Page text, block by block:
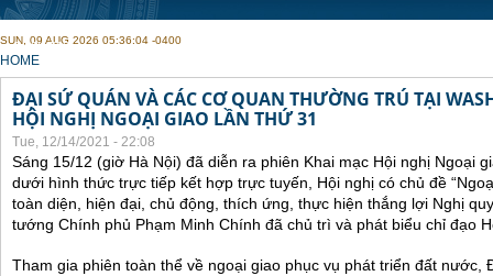
BUSINESS
SUN, 09 AUG 2026 05:36:04 -0400
YOU ARE HERE
HOME
ĐẠI SỨ QUÁN VÀ CÁC CƠ QUAN THƯỜNG TRÚ TẠI
HỘI NGHỊ NGOẠI GIAO LẦN THỨ 31
Tue, 12/14/2021 - 22:08
Sáng 15/12 (giờ Hà Nội) đã diễn ra phiên Khai mạc Hội nghị Ngoại
dưới hình thức trực tiếp kết hợp trực tuyến, Hội nghị có chủ đề
toàn diện, hiện đại, chủ động, thích ứng, thực hiện thắng lợi Nghị
tướng Chính phủ Phạm Minh Chính đã chủ trì và phát biểu chỉ đạo
Tham gia phiên toàn thể về ngoại giao phục vụ phát triển đất nước,